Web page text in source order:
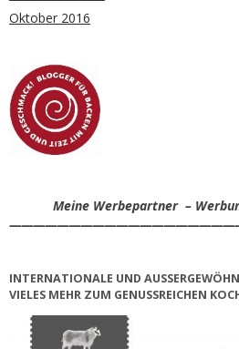
Oktober 2016
Meine Werbepartner –
INTERNATIONALE UND
IELES MEHR ZUM GENUSSREICHEN